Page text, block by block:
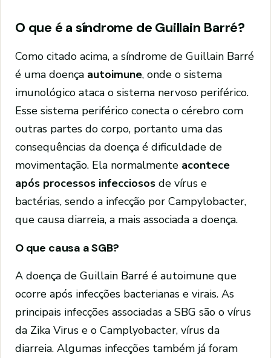
O que é a síndrome de Guillain Barré?
Como citado acima, a síndrome de Guillain Barré
é uma doença autoimune, onde o sistema
imunológico ataca o sistema nervoso periférico.
Esse sistema periférico conecta o cérebro com
outras partes do corpo, portanto uma das
consequências da doença é dificuldade de
movimentação. Ela normalmente acontece
após processos infecciosos de vírus e
bactérias, sendo a infecção por Campylobacter,
que causa diarreia, a mais associada a doença.
O que causa a SGB?
A doença de Guillain Barré é autoimune que
ocorre após infecções bacterianas e virais. As
principais infecções associadas a SBG são o vírus
da Zika Virus e o Camplyobacter, vírus da
diarreia. Algumas infecções também já foram